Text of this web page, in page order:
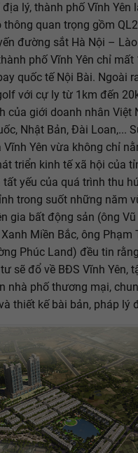
lý, thành phố Vĩnh Yên
quan trọng gồm
đường sắt Hà Nội –
phố Vĩnh Yên chỉ mất
quốc tế Nội Bài. Ngoài
với cự ly từ 1km đến
của giới doanh nhân Việt
Nhật Bản, Đài Loan,...
Yên vừa không chỉ
triển kinh tế xã hội của
tất yếu của quá trình thu
trong suốt những năm
gia bất động sản (ông Vũ
Miền Bắc, ông Phạm
Phúc Land) đều tin
sẽ đổ về BĐS Vĩnh Yên,
nhà phố thương mại,
thiết kế bài bản, pháp lý